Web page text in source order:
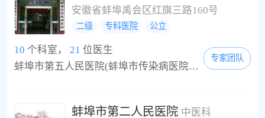
安徽省蚌埠禹会区红旗三路160号
二级 专科医院 公立
10 个科室， 21 位医生
蚌埠市第五人民医院(蚌埠市传染病医院、蚌埠市职业病防治院)坐落在风光旖旎的张公湖东岸，经过半个多世纪的发展，如今已成为技术人才密集、仪器设备先进、专科特色明显的集医疗、科研、教学、康复、预防保健、职业病防治、公益性社会服务为一体的现代化传染病专科医院，在皖北乃至整个淮海经济区中占有十分重要的地位。医院创建于1953年，占地面积22亩，现有医疗用房24000平方米，总资产达9000万元，现有职工257人，卫生专业技术人员201人...
专家团队
蚌埠市第二人民医院 中医科